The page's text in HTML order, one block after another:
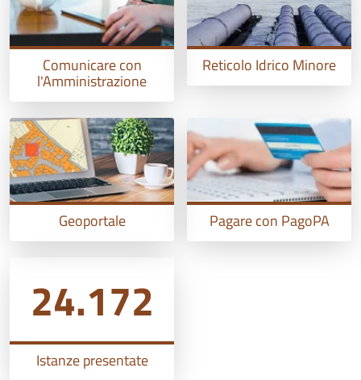
Comunicare con
l'Amministrazione
Reticolo Idrico Minore
Geoportale Pagare con PagoPA
24.172
Istanze presentate